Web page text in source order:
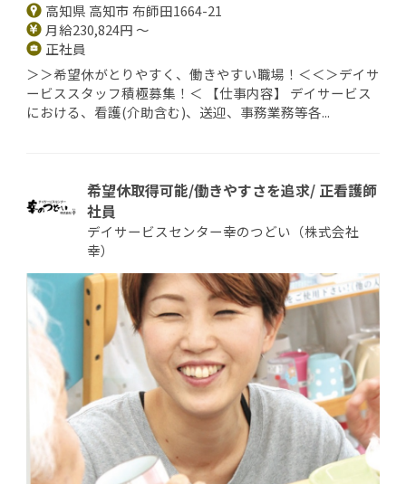
高知県 高知市 布師田1664-21
月給230,824円 ～
正社員
＞＞希望休がとりやすく、働きやすい職場！＜＜＞デイサ
ービススタッフ積極募集！＜ 【仕事内容】 デイサービス
における、看護(介助含む)、送迎、事務業務等各...
希望休取得可能/働きやすさを追求/ 正看護師
社員
デイサービスセンター幸のつどい（株式会社
幸）